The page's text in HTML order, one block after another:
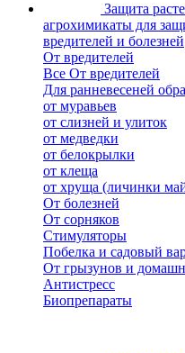
Защита
агрохимикаты для
вредителей и болезней
От вредителей
Все От вредителей
Для ранневесеней
от муравьев
от слизней и улиток
от медведки
от белокрылки
от клеща
от хруща (личинки
От болезней
От сорняков
Стимуляторы
Побелка и садовый
От грызунов и
Антистресс
Биопрепараты